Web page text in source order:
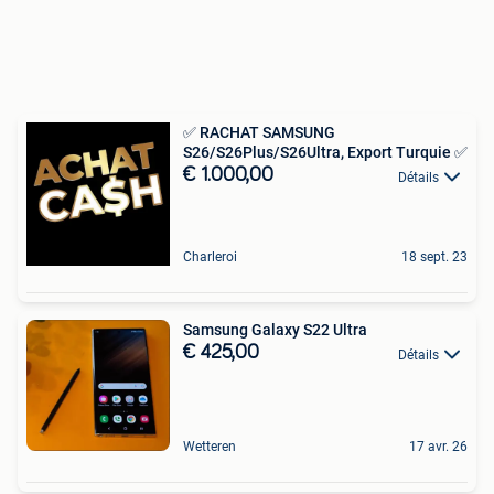
✅ RACHAT SAMSUNG
S26/S26Plus/S26Ultra, Export Turquie ✅
€ 1.000,00 Détails
Charleroi 18 sept. 23
Samsung Galaxy S22 Ultra
€ 425,00 Détails
Wetteren 17 avr. 26